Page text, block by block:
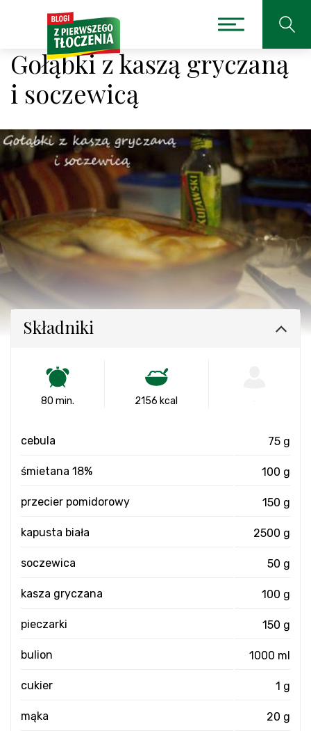
Gołąbki z kaszą gryczaną
i soczewicą
Składniki
80 min. 2156 kcal
cebula 75 g
śmietana 18% 100 g
przecier pomidorowy 150 g
kapusta biała 2500 g
soczewica 50 g
kasza gryczana 100 g
pieczarki 150 g
bulion 1000 ml
cukier 1 g
mąka 20 g